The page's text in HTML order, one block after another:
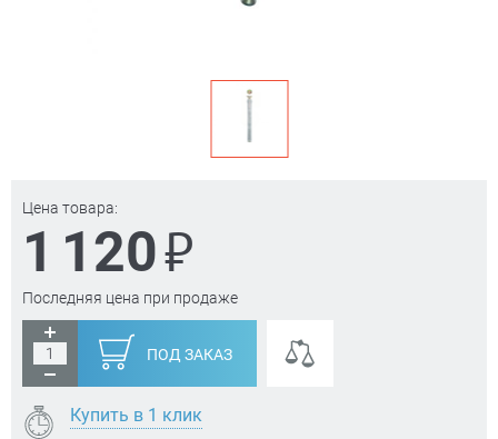
Цена товара:
1 120₽
Последняя цена при продаже
ПОД ЗАКАЗ
Купить в 1 клик